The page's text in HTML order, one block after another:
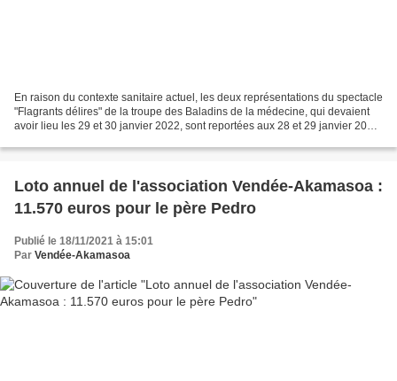
En raison du contexte sanitaire actuel, les deux représentations du spectacle
"Flagrants délires" de la troupe des Baladins de la médecine, qui devaient
avoir lieu les 29 et 30 janvier 2022, sont reportées aux 28 et 29 janvier 2023,
Loto annuel de l'association Vendée-Akamasoa :
11.570 euros pour le père Pedro
Publié le 18/11/2021 à 15:01
Par Vendée-Akamasoa